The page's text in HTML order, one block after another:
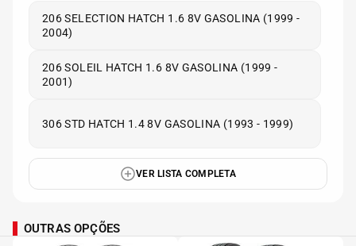
206 SELECTION HATCH 1.6 8V GASOLINA (1999 -
2004)
206 SOLEIL HATCH 1.6 8V GASOLINA (1999 -
2001)
306 STD HATCH 1.4 8V GASOLINA (1993 - 1999)
VER LISTA COMPLETA
OUTRAS OPÇÕES